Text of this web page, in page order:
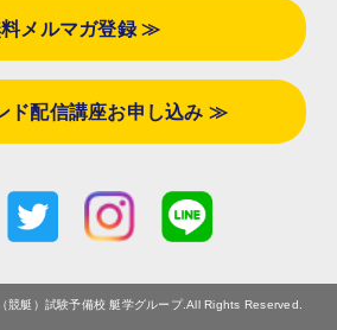
メルマガ登録 ≫
ド配信講座お申し込み ≫
艇）試験予備校 艇学グループ.All Rights Reserved.